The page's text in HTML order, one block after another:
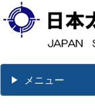
メニュー